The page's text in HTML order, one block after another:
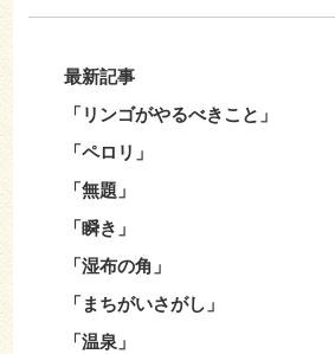
最新記事
「リンゴがやるべきこと」
「ペロリ」
「無題」
「瞬き」
「湿布の角」
「まちがいさがし」
「温泉」